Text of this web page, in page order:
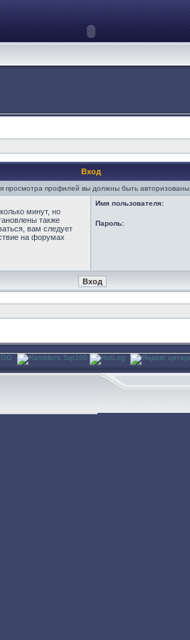
Вход
просмотра профилей вы должны быть авторизованы.
минут, но
также
вам следует
на форумах
Имя пользователя:
Пароль: